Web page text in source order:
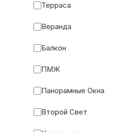
Терраса
Веранда
Балкон
ПМЖ
Панорамные Окна
Второй Свет